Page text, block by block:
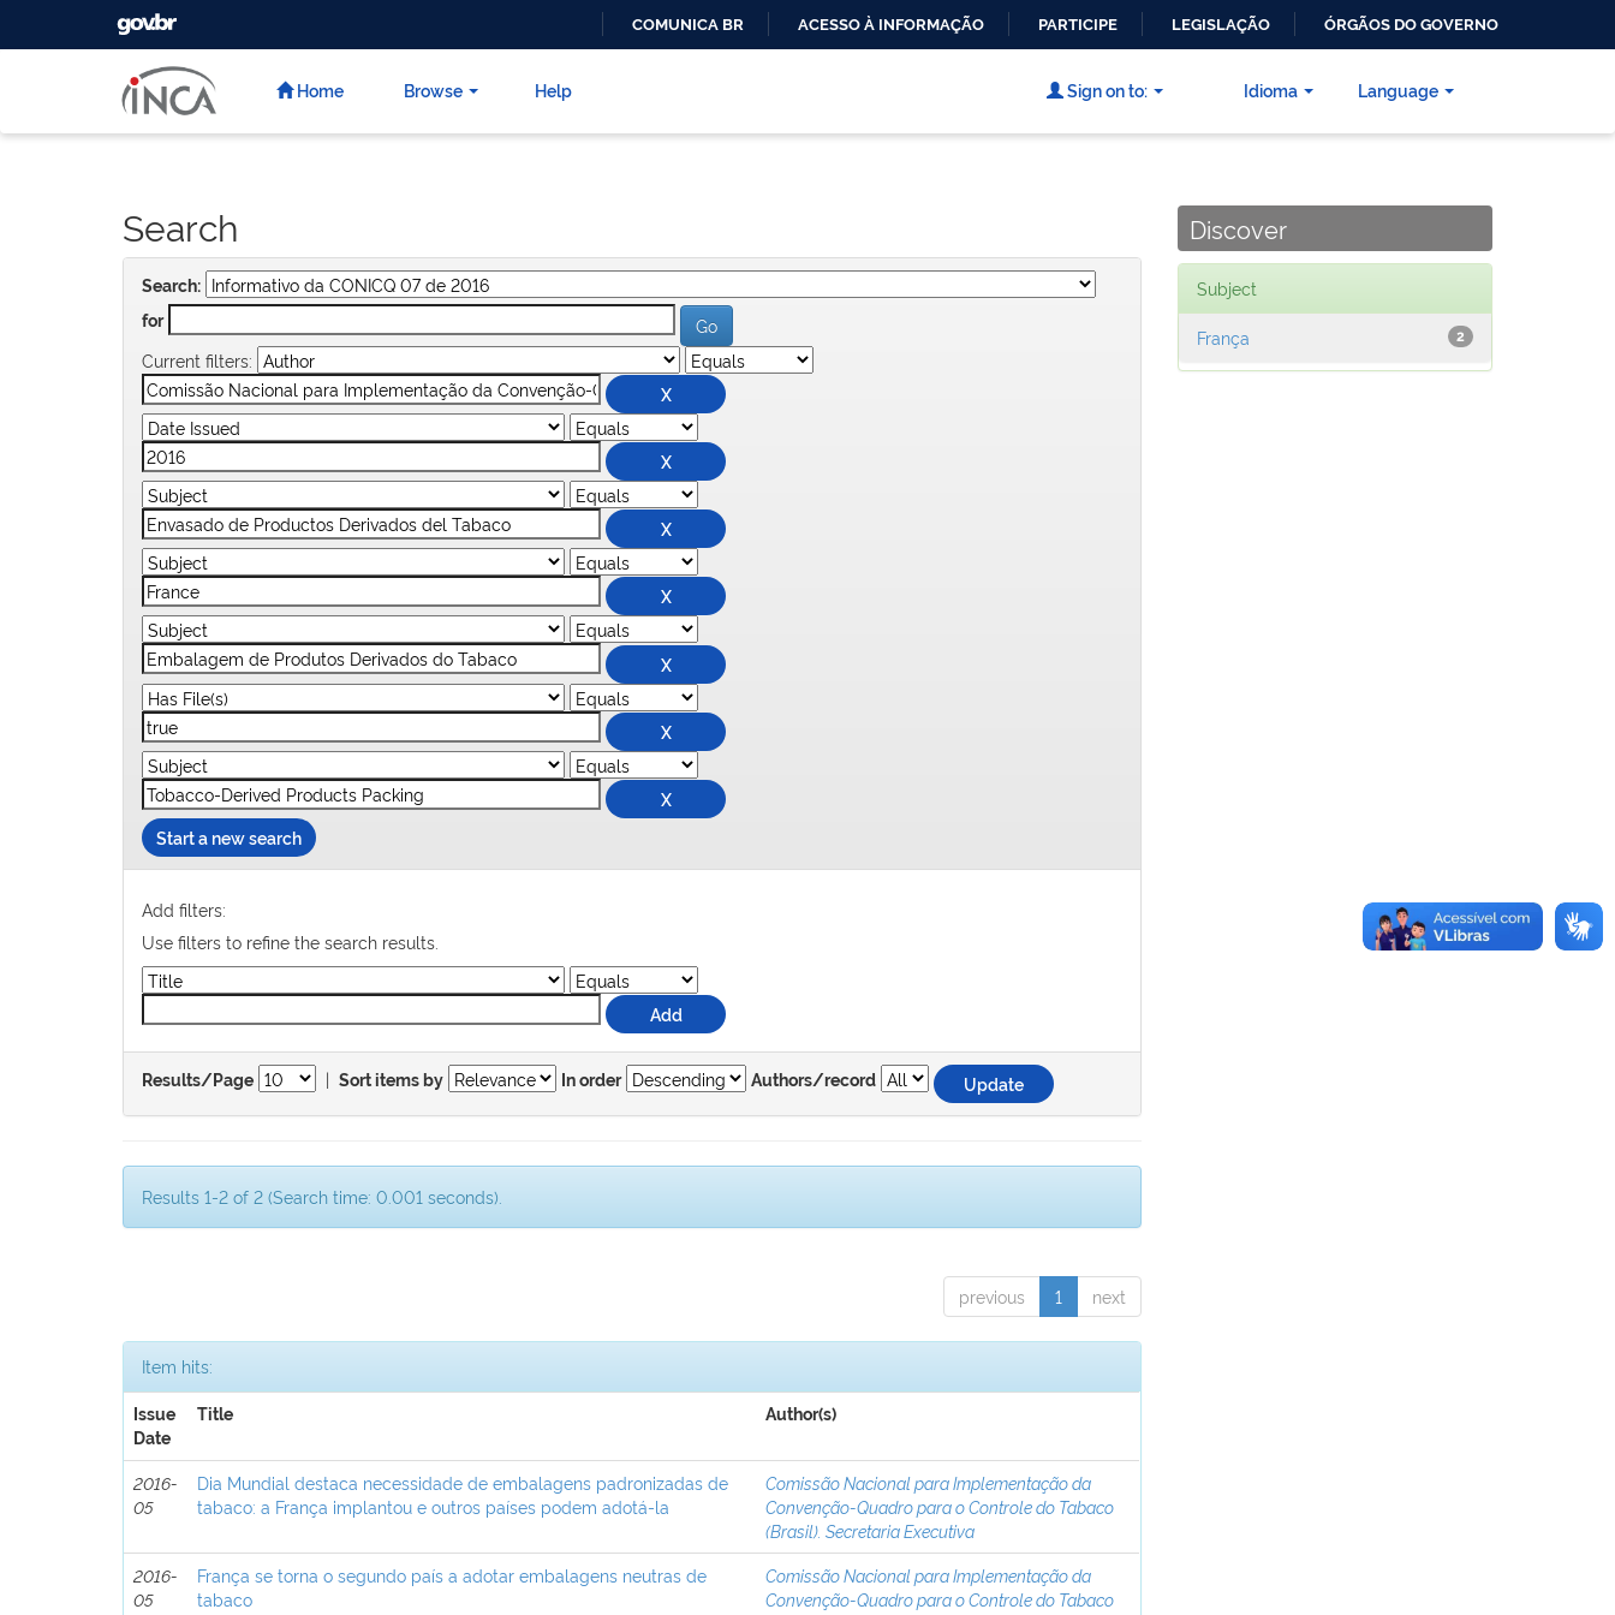
CONTEÚDO
GOVBR
COMUNICA BR ACESSO À INFORMAÇÃO PARTICIPE LEGISLAÇÃO ÓRGÃOS DO GOVERNO
Home Browse Help Language
Sign on to: Idioma
Search
Search:
for
Current filters:
Start a new search
Add filters:
Use filters to refine the search results.
Results/Page | Sort items by In order Authors/record
Results 1-2 of 2 (Search time: 0.001 seconds).
previous 1 next
Item hits:
Issue
Date
Title Author(s)
2016-
05
Dia Mundial destaca necessidade de embalagens padronizadas de
tabaco: a França implantou e outros países podem adotá-la
Comissão Nacional para Implementação da
Convenção-Quadro para o Controle do Tabaco
(Brasil). Secretaria Executiva
2016-
05
França se torna o segundo país a adotar embalagens neutras de
tabaco
Comissão Nacional para Implementação da
Convenção-Quadro para o Controle do Tabaco
Discover
Subject
2
França